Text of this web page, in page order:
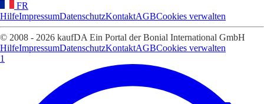
FR
HilfeImpressumDatenschutzKontaktAGBCookies verwalten
© 2008 - 2026 kaufDA Ein Portal der Bonial International GmbH
HilfeImpressumDatenschutzKontaktAGBCookies verwalten
1